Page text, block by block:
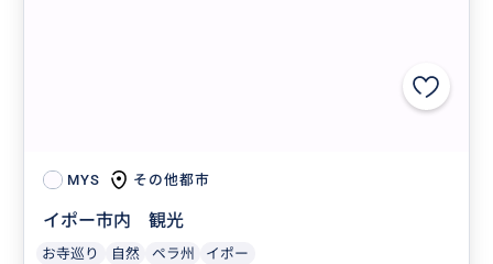
MYS その他都市
イポー市内 観光
お寺巡り 自然 ペラ州 イポー